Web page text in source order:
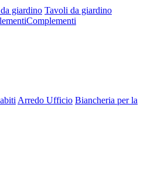
giardino Tavoli da giardino
Complementi
Arredo Ufficio Biancheria per la